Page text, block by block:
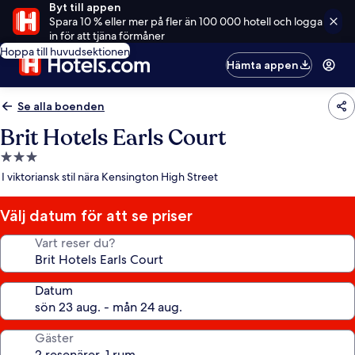
Byt till appen
Spara 10 % eller mer på fler än 100 000 hotell och logga
in för att tjäna förmåner
Hoppa till huvudsektionen
Hämta appen
Se alla boenden
Brit Hotels Earls Court
3.0-
stjärnigt
I viktoriansk stil nära Kensington High Street
Välj datum för att se priser
Vart reser du?
Datum
Gäster